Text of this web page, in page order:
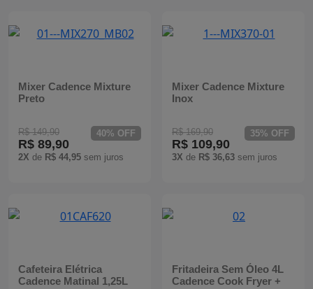
Mixer Cadence Mixture
Preto
R$ 149,90
R$ 89,90
2X de R$ 44,95 sem juros
40% OFF
Mixer Cadence Mixture
Inox
R$ 169,90
R$ 109,90
3X de R$ 36,63 sem juros
35% OFF
Cafeteira Elétrica
Cadence Matinal 1,25L
Fritadeira Sem Óleo 4L
Cadence Cook Fryer +